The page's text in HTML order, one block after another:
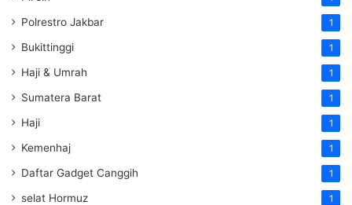
Polrestro Jakbar 1
Bukittinggi 1
Haji & Umrah 1
Sumatera Barat 1
Haji 1
Kemenhaj 1
Daftar Gadget Canggih 1
selat Hormuz 1